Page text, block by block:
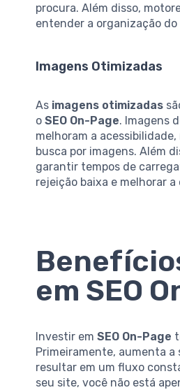
procura. Além disso,
entender a organização
Imagens Otimizadas
As imagens otimizadas
oSEO On-Page. Imagens
melhoram a
busca por imagens. Além
garantir tempos de
rejeição baixa e melhorar
em SEO
Investir emSEO On-Page
Primeiramente, aumenta a
resultar em um fluxo
seu site, você não está